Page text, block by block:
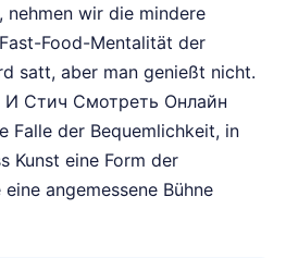
wir die mindere
Food-Mentalität der
satt, aber man genießt nicht.
И Стич Смотреть Онлайн
Falle der Bequemlichkeit, in
Kunst eine Form der
angemessene Bühne